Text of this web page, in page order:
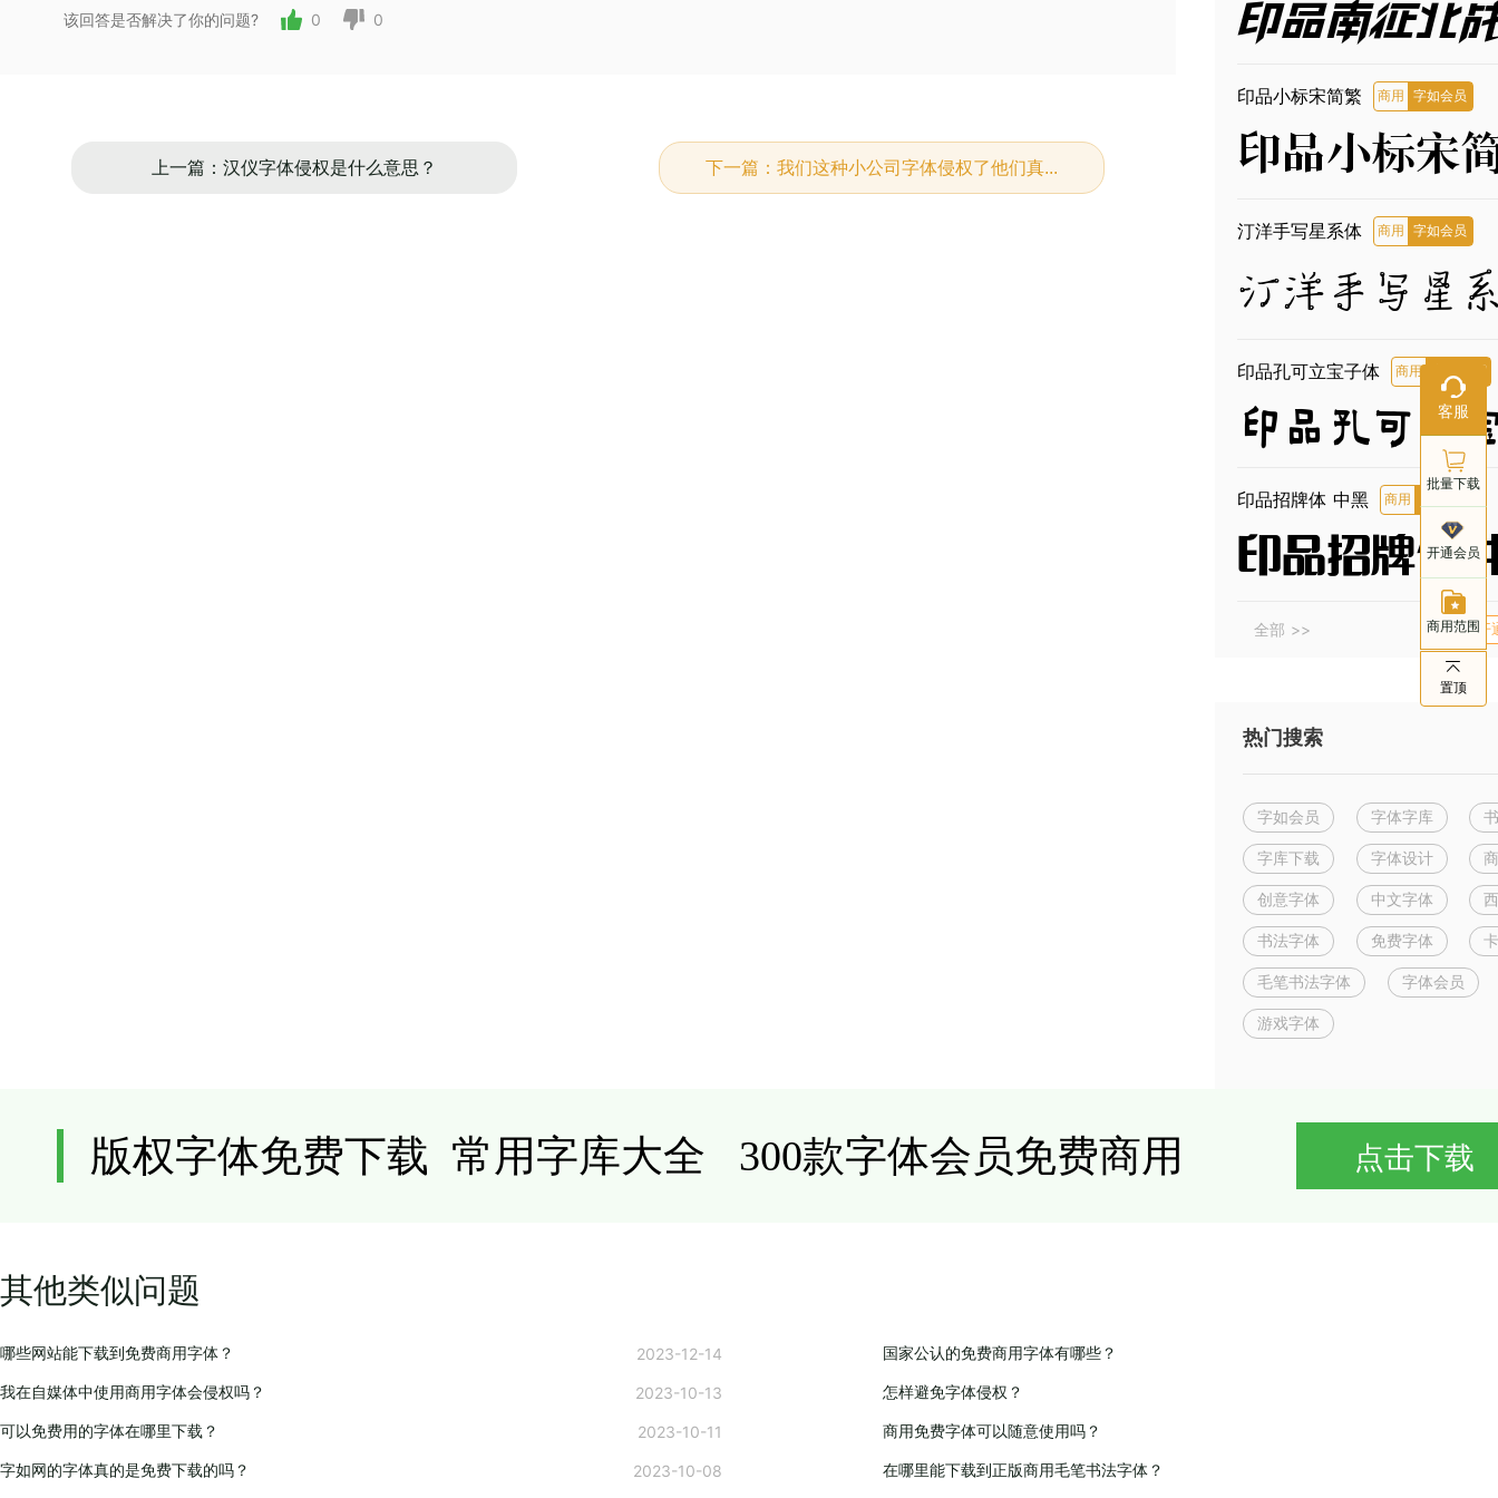
该回答是否解决了你的问题? 0 0
上一篇：汉仪字体侵权是什么意思？ 下一篇：我们这种小公司字体侵权了他们真...
印品南征北
印品小标宋简繁 商用 字如会员
印品小标宋
汀洋手写星系体 商用 字如会员
汀洋手写星
印品孔可立宝子体 商用 字如会员
印品孔可立
印品招牌体 中黑 商用
印品招牌体
全部 >> 开
热门搜索
字如会员 字体字库
字库下载 字体设计
创意字体 中文字体
书法字体 免费字体
毛笔书法字体 字体会员
游戏字体
其他类似问题
哪些网站能下载到免费商用字体？ 2023-12-14 国家公认的免费商用字体有哪些？
我在自媒体中使用商用字体会侵权吗？ 2023-10-13 怎样避免字体侵权？
可以免费用的字体在哪里下载？ 2023-10-11 商用免费字体可以随意使用吗？
字如网的字体真的是免费下载的吗？ 2023-10-08 在哪里能下载到正版商用毛笔书法字体？
客服
在线客服
工作日
客服电话
021-
批量下载
开通会员
商用范围
置顶